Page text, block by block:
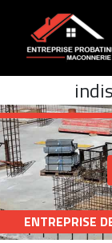
ENTREPRISE